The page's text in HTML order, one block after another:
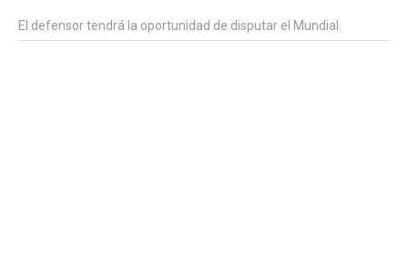
El defensor tendrá la oportunidad de disputar el Mundial.